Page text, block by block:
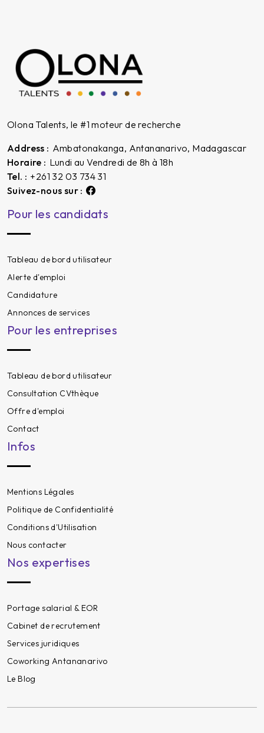
Olona Talents, le#1 moteur de recherche
Address : Ambatonakanga, Antananarivo, Madagascar
Horaire : Lundi au Vendredi de 8h à 18h
Tel. : +261 32 03 734 31
Suivez-nous sur :
Pour les candidats
Tableau de bord utilisateur
Alerte d'emploi
Candidature
Annonces de services
Pour les entreprises
Tableau de bord utilisateur
Consultation CVthèque
Offre d'emploi
Contact
Infos
Mentions Légales
Politique de Confidentialité
Conditions d'Utilisation
Nous contacter
Nos expertises
Portage salarial & EOR
Cabinet de recrutement
Services juridiques
Coworking Antananarivo
Le Blog